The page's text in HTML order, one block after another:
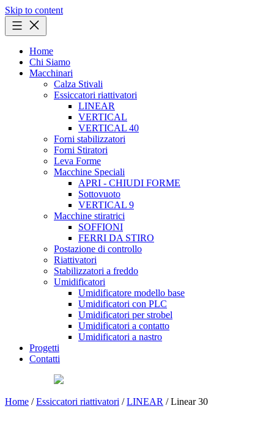
Skip to content
Home
Chi Siamo
Macchinari
Calza Stivali
Essiccatori riattivatori
LINEAR
VERTICAL
VERTICAL 40
Forni stabilizzatori
Forni Stiratori
Leva Forme
Macchine Speciali
APRI - CHIUDI FORME
Sottovuoto
VERTICAL 9
Macchine stiratrici
SOFFIONI
FERRI DA STIRO
Postazione di controllo
Riattivatori
Stabilizzatori a freddo
Umidificatori
Umidificatore modello base
Umidificatori con PLC
Umidificatori per strobel
Umidificatori a contatto
Umidificatori a nastro
Progetti
Contatti
Home /Essiccatori riattivatori /LINEAR / Linear 30